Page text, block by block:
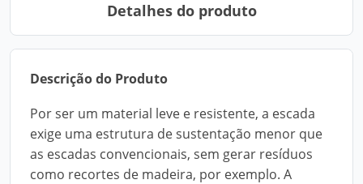
Detalhes do produto
Descrição do Produto
Por ser um material leve e resistente, a escada
exige uma estrutura de sustentação menor que
as escadas convencionais, sem gerar resíduos
como recortes de madeira, por exemplo. A